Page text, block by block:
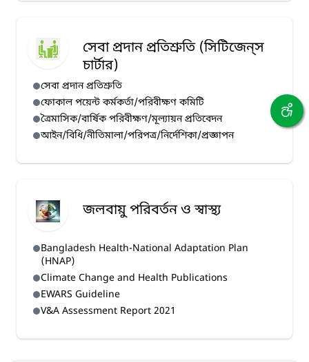
সেবা প্রদান প্রতিশ্রুতি (সিটিজেন্‌স
চার্টার)
সেবা প্রদান প্রতিশ্রুতি
ফোকাল পয়েন্ট কর্মকর্তা/পরিবীক্ষণ কমিটি
ত্রৈমাসিক/বার্ষিক পরিবীক্ষণ/মূল্যায়ন প্রতিবেদন
আইন/বিধি/নীতিমালা/পরিপত্র/নির্দেশিকা/প্রজ্ঞাপন
জলবায়ু পরিবর্তন ও স্বাস্থ্য
Bangladesh Health-National Adaptation Plan
(HNAP)
Climate Change and Health Publications
EWARS Guideline
V&A Assessment Report 2021